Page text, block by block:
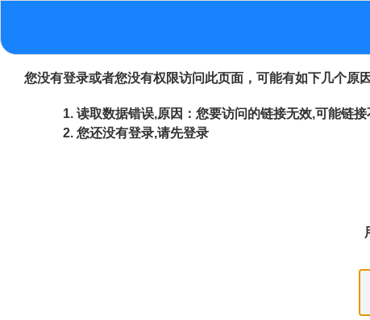
您没有登录或者您没有权限访问此页面，可能有如下几个原
读取数据错误,原因：您要访问的链接无效,可能链
您还没有登录,请先登录